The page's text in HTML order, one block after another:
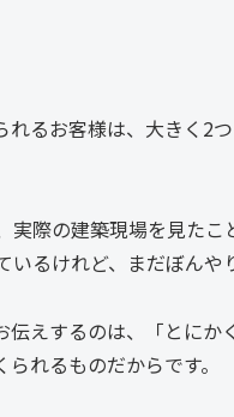
れるお客様は、大きく2
実際の建築現場を見たこ
いるけれど、まだぼんや
えするのは、「とにか
れるものだからです。